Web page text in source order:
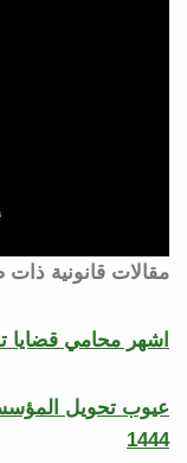
مقالات قانونية ذات
اشهر محامي قضايا
عيوب تحويل
1444